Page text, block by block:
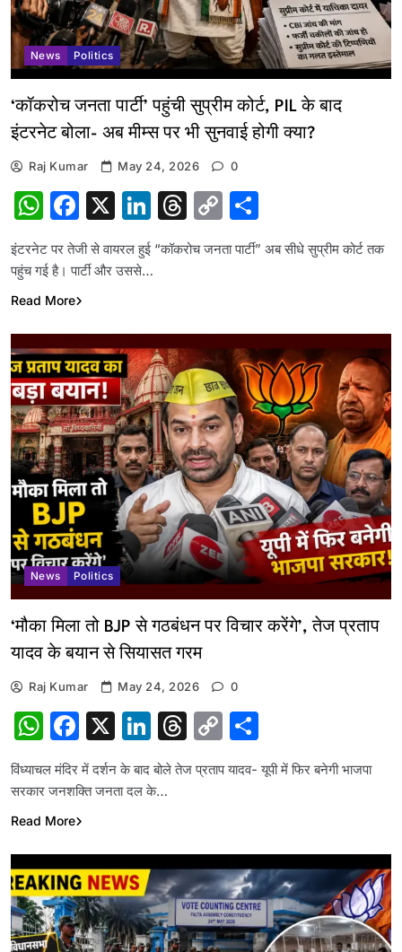
News Politics
‘कॉकरोच जनता पार्टी’ पहुंची सुप्रीम कोर्ट, PIL के बाद
इंटरनेट बोला- अब मीम्स पर भी सुनवाई होगी क्या?
Raj Kumar May 24, 2026 0
WhatsApp
Facebook
X LinkedIn
Threads
Copy
Link
इंटरनेट पर तेजी से वायरल हुई “कॉकरोच जनता पार्टी” अब सीधे सुप्रीम कोर्ट तक
पहुंच गई है। पार्टी और उससे…
Read More
News Politics
‘मौका मिला तो BJP से गठबंधन पर विचार करेंगे’, तेज प्रताप
यादव के बयान से सियासत गरम
Raj Kumar May 24, 2026 0
WhatsApp
Facebook
X LinkedIn
Threads
Copy
Link
विंध्याचल मंदिर में दर्शन के बाद बोले तेज प्रताप यादव- यूपी में फिर बनेगी भाजपा
सरकार जनशक्ति जनता दल के…
Read More